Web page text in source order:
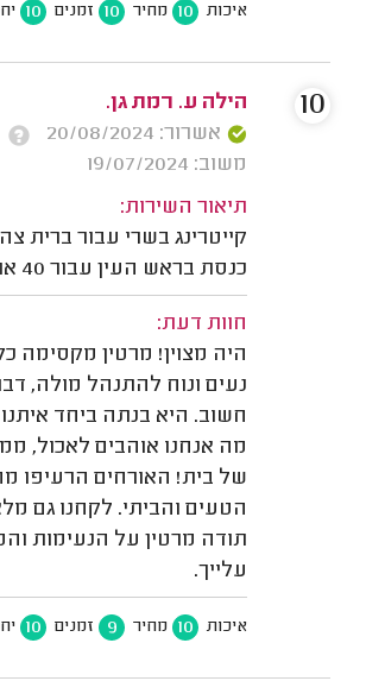
איכות 10 מחיר 10 זמנים 10
הילה ע. רמת גן.
אשרור: 20/08/2024
משוב: 19/07/2024
תיאור השירות:
קייטרינג בשרי עבור ברית
כנסת בראש העין עבור 40 אורחים.
חוות דעת:
היה מצוין! מרטין מקסימה
נעים ונוח להתנהל מולה,
חשוב. היא בנתה ביחד
מה אנחנו אוהבים לאכול,
של בית! האורחים הרעיפו
הטעים והביתי. לקחנו גם
תודה מרטין על הנעימות
עלייך.
איכות 10 מחיר 9 זמנים 10
10